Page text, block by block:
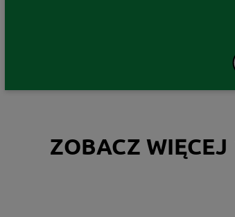
ZOBACZ WIĘCEJ